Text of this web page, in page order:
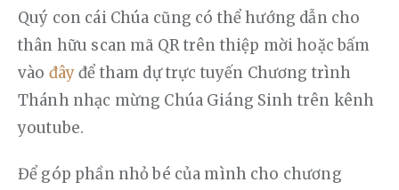
Quý con cái Chúa cũng có thể hướng dẫn cho
thân hữu scan mã QR trên thiệp mời hoặc bấm
vào đây để tham dự trực tuyến Chương trình
Thánh nhạc mừng Chúa Giáng Sinh trên kênh
youtube.
Để góp phần nhỏ bé của mình cho chương